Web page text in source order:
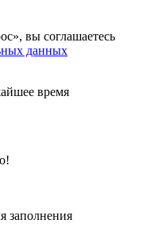
вы соглашаетесь
данных
время
заполнения